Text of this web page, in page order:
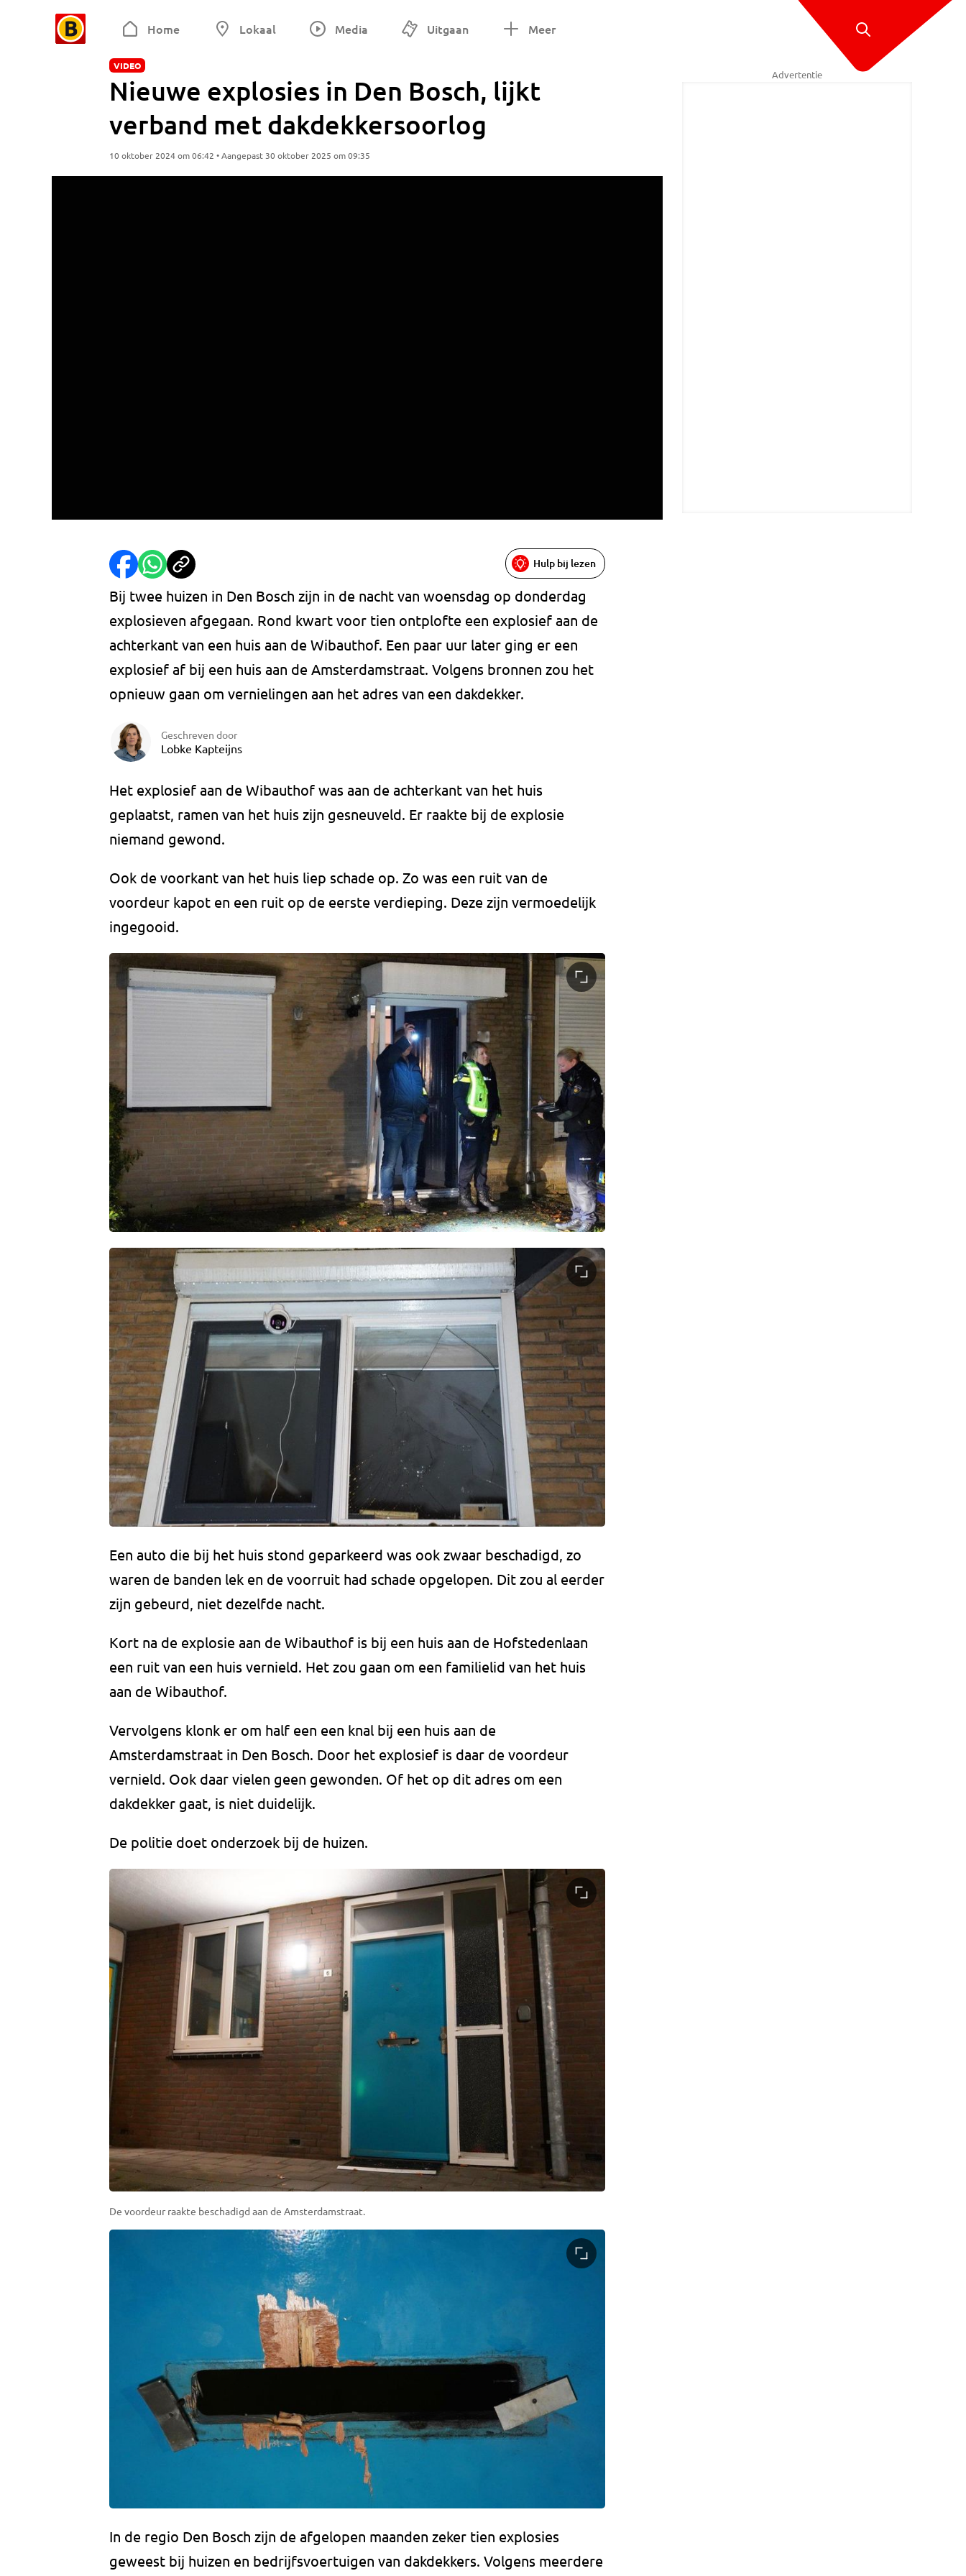
Home Lokaal Media Uitgaan Meer
VIDEO
Nieuwe explosies in Den Bosch, lijkt
verband met dakdekkersoorlog
10 oktober 2024 om 06:42 • Aangepast 30 oktober 2025 om 09:35
Hulp bij lezen
Bij twee huizen in Den Bosch zijn in de nacht van woensdag op donderdag
explosieven afgegaan. Rond kwart voor tien ontplofte een explosief aan de
achterkant van een huis aan de Wibauthof. Een paar uur later ging er een
explosief af bij een huis aan de Amsterdamstraat. Volgens bronnen zou het
opnieuw gaan om vernielingen aan het adres van een dakdekker.
Geschreven door
Lobke Kapteijns
Het explosief aan de Wibauthof was aan de achterkant van het huis
geplaatst, ramen van het huis zijn gesneuveld. Er raakte bij de explosie
niemand gewond.
Ook de voorkant van het huis liep schade op. Zo was een ruit van de
voordeur kapot en een ruit op de eerste verdieping. Deze zijn vermoedelijk
ingegooid.
Een auto die bij het huis stond geparkeerd was ook zwaar beschadigd, zo
waren de banden lek en de voorruit had schade opgelopen. Dit zou al eerder
zijn gebeurd, niet dezelfde nacht.
Kort na de explosie aan de Wibauthof is bij een huis aan de Hofstedenlaan
een ruit van een huis vernield. Het zou gaan om een familielid van het huis
aan de Wibauthof.
Vervolgens klonk er om half een een knal bij een huis aan de
Amsterdamstraat in Den Bosch. Door het explosief is daar de voordeur
vernield. Ook daar vielen geen gewonden. Of het op dit adres om een
dakdekker gaat, is niet duidelijk.
De politie doet onderzoek bij de huizen.
De voordeur raakte beschadigd aan de Amsterdamstraat.
In de regio Den Bosch zijn de afgelopen maanden zeker tien explosies
geweest bij huizen en bedrijfsvoertuigen van dakdekkers. Volgens meerdere
Advertentie